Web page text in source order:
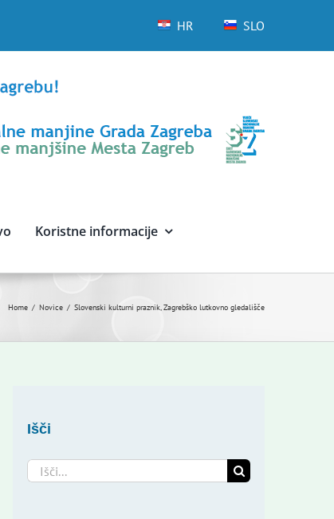
HR SLO
Koristne informacije
Home Novice Slovenski kulturni praznik, Zagrebško lutkovno gledališče
Išči
Search
for: